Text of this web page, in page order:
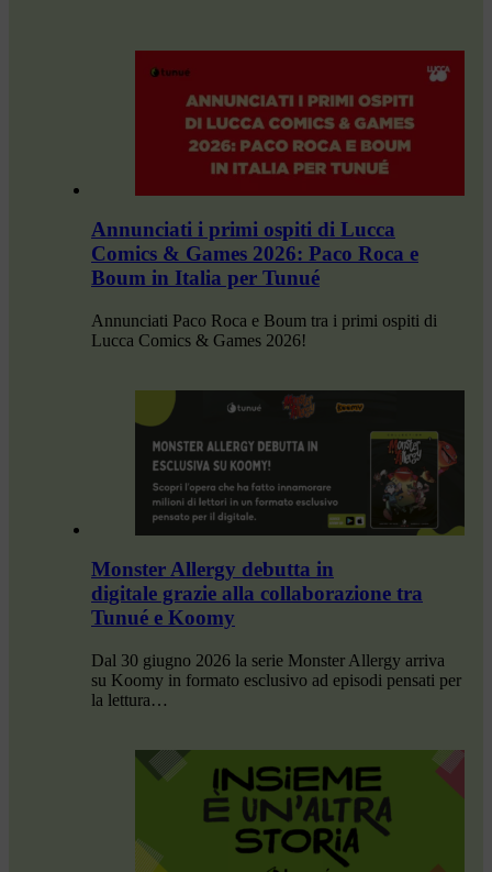
Annunciati i primi ospiti di Lucca
Comics & Games 2026: Paco Roca e
Boum in Italia per Tunué
Annunciati Paco Roca e Boum tra i primi ospiti di
Lucca Comics & Games 2026!
Monster Allergy debutta in
digitale grazie alla collaborazione tra
Tunué e Koomy
Dal 30 giugno 2026 la serie Monster Allergy arriva
su Koomy in formato esclusivo ad episodi pensati per
la lettura…